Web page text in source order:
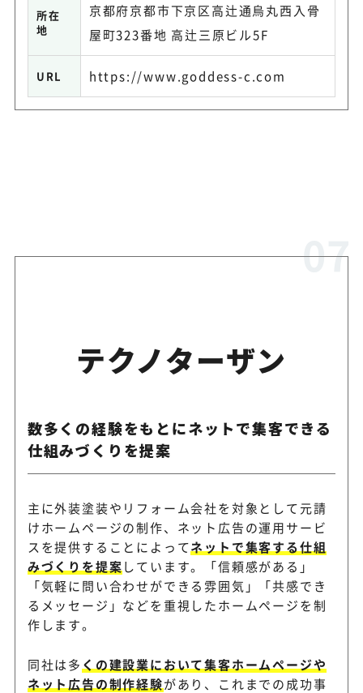
所在
地
京都府京都市下京区高辻通烏丸西入骨
屋町323番地 高辻三原ビル5F
URL https://www.goddess-c.com
テクノターザン
数多くの経験をもとにネットで集客できる
仕組みづくりを提案
主に外装塗装やリフォーム会社を対象として元請
けホームページの制作、ネット広告の運用サービ
スを提供することによってネットで集客する仕組
みづくりを提案しています。「信頼感がある」
「気軽に問い合わせができる雰囲気」「共感でき
るメッセージ」などを重視したホームページを制
作します。
同社は多 くの建設業において集客ホームページや
ネット広告の制作経験があり、これまでの成功事